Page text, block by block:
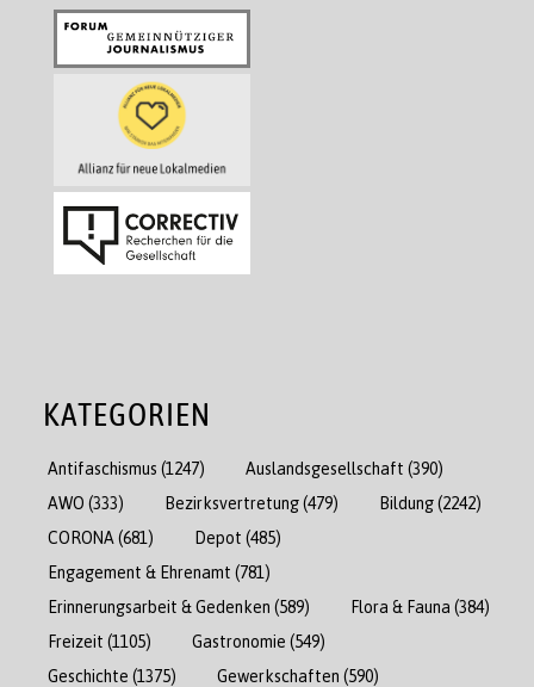
KATEGORIEN
Antifaschismus (1247) Auslandsgesellschaft (390)
AWO (333) Bezirksvertretung(479) Bildung(2242)
CORONA (681) Depot (485)
Engagement & Ehrenamt (781)
Erinnerungsarbeit & Gedenken (589) Flora & Fauna (384)
Freizeit (1105) Gastronomie (549)
Geschichte (1375) Gewerkschaften (590)